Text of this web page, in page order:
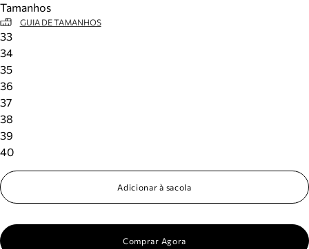
Tamanhos
GUIA DE TAMANHOS
33
34
35
36
37
38
39
40
Adicionar à sacola
Comprar Agora